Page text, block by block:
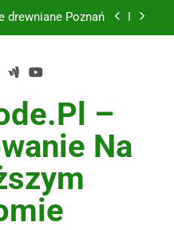
drewniane Poznań
odpadów Lublin
drewniane Poznań
Gdańsk
–
Na